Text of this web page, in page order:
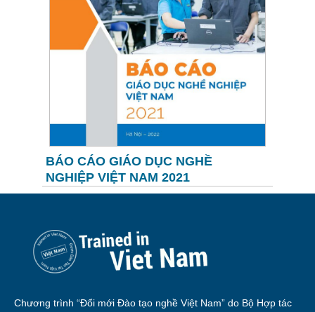
BÁO CÁO GIÁO DỤC NGHỀ
NGHIỆP VIỆT NAM 2021
Chương trình “Đổi mới Đào tạo nghề Việt Nam” do Bộ Hợp tác